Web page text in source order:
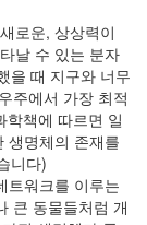
로운, 상상력이
날 수 있는 분자
을 때 지구와 너무
주에서 가장 최적
책에 따르면 일
생명체의 존재를
니다)
트워크를 이루는
큰 동물들처럼 개